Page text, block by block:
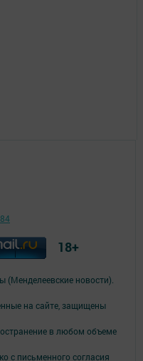
(Менделеевские новости).
на сайте, защищены
в любом объеме
с письменного согласия
18+